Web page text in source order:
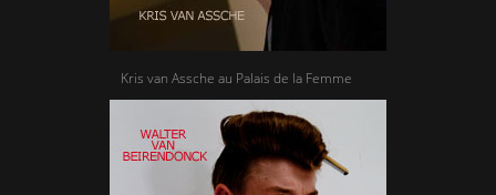
Kris van Assche au Palais de la Femme